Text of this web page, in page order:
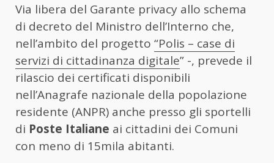
Via libera del Garante privacy allo schema
di decreto del Ministro dell’Interno che,
nell’ambito del progetto “Polis – case di
servizi di cittadinanza digitale” -, prevede il
rilascio dei certificati disponibili
nell’Anagrafe nazionale della popolazione
residente (ANPR) anche presso gli sportelli
di Poste Italiane ai cittadini dei Comuni
con meno di 15mila abitanti.